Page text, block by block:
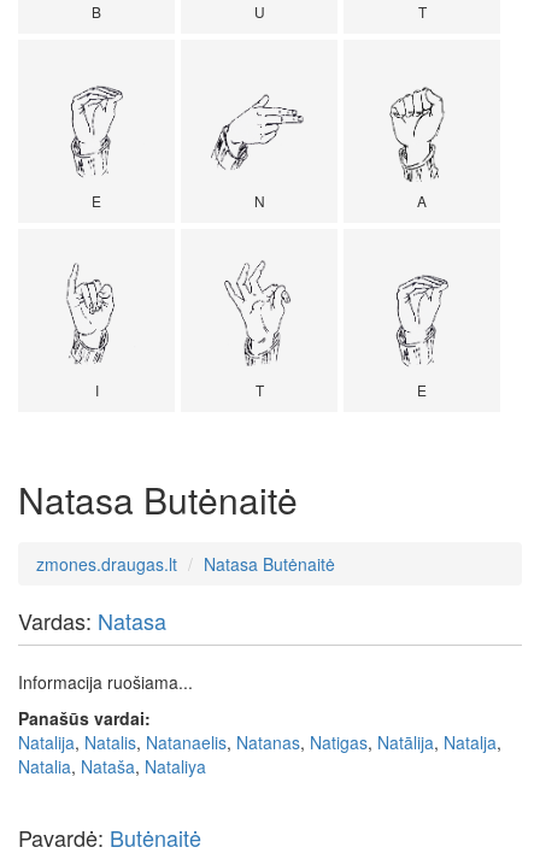
B U T
E N A
I T E
Natasa Butėnaitė
zmones.draugas.lt Natasa Butėnaitė
Vardas: Natasa
Informacija ruošiama...
Panašūs vardai:
Natalija, Natalis, Natanaelis, Natanas, Natigas, Natālija, Natalja,
Natalia, Nataša, Nataliya
Pavardė: Butėnaitė